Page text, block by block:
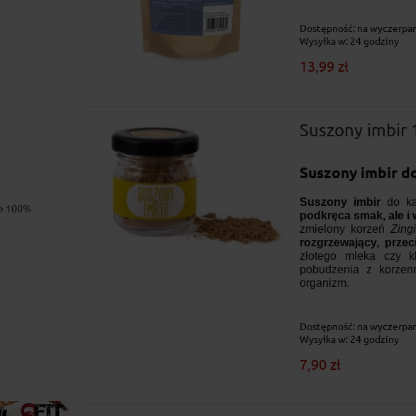
100%
Dostępność: na
Wysyłka w: 24 godziny
13,99 zł
Suszony imbir
Suszony imbir
Suszony imbirdo
podkręca smak, ale i
zmielony korzeń
rozgrzewający,
złotego mleka czy
pobudzenia z
organizm.
Dostępność: na
Wysyłka w: 24 godziny
7,90 zł